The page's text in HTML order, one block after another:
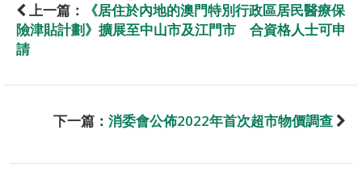
上一篇：
《居住於內地的澳門特別行政區居民醫療保
險津貼計劃》擴展至中山市及江門市 合資格人士可申
請
下一篇： 消委會公佈2022年首次超市物價調查